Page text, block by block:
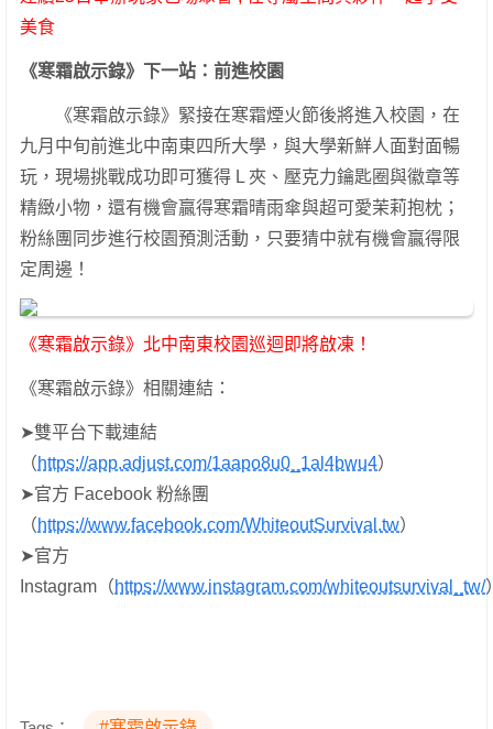
美食
《寒霜啟示錄》下一站：前進校園
《寒霜啟示錄》緊接在寒霜煙火節後將進入校園，在
九月中旬前進北中南東四所大學，與大學新鮮人面對面暢
玩，現場挑戰成功即可獲得 L 夾、壓克力鑰匙圈與徽章等
精緻小物，還有機會贏得寒霜晴雨傘與超可愛茉莉抱枕；
粉絲團同步進行校園預測活動，只要猜中就有機會贏得限
定周邊！
《寒霜啟示錄》北中南東校園巡迴即將啟凍！
《寒霜啟示錄》相關連結：
➤雙平台下載連結
（https://app.adjust.com/1aapo8u0_1al4bwu4）
➤官方 Facebook 粉絲團
（https://www.facebook.com/WhiteoutSurvival.tw）
➤官方
Instagram（https://www.instagram.com/whiteoutsurvival_tw/